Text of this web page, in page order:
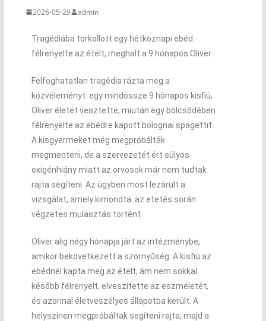
2026-05-29 admin
Tragédiába torkollott egy hétköznapi ebéd:
félrenyelte az ételt, meghalt a 9 hónapos Oliver
Felfoghatatlan tragédia rázta meg a
közvéleményt: egy mindössze 9 hónapos kisfiú,
Oliver életét vesztette, miután egy bölcsődében
félrenyelte az ebédre kapott bolognai spagettit.
A kisgyermeket még megpróbálták
megmenteni, de a szervezetét ért súlyos
oxigénhiány miatt az orvosok már nem tudtak
rajta segíteni. Az ügyben most lezárult a
vizsgálat, amely kimondta: az etetés során
végzetes mulasztás történt.
Oliver alig négy hónapja járt az intézménybe,
amikor bekövetkezett a szörnyűség. A kisfiú az
ebédnél kapta meg az ételt, ám nem sokkal
később félrenyelt, elveszítette az eszméletét,
és azonnal életveszélyes állapotba került. A
helyszínen megpróbáltak segíteni rajta, majd a